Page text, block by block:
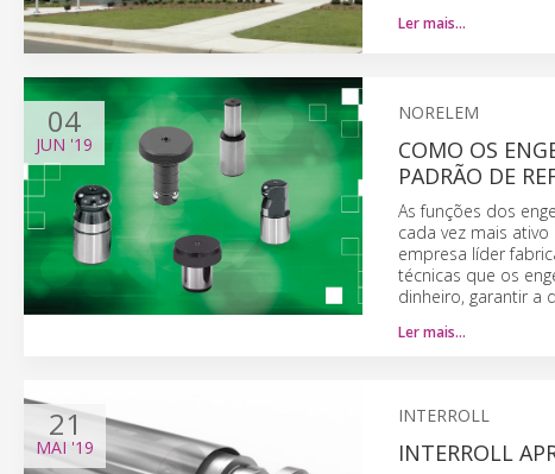
Ler mais…
04
JUN '19
NORELEM
COMO OS
PADRÃO DE
As funções dos
cada vez mais
empresa líder
técnicas que os
dinheiro, garantir a
Ler mais…
21
MAI '19
INTERROLL
INTERROLL